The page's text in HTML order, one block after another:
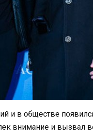
и в обществе
внимание и вызвал